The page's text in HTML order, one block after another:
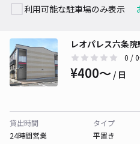
利用可能な駐車場のみ表示
レオパレス六条院
0 /
¥400〜 / 日
貸出時間
24時間営業
タイプ
平置き